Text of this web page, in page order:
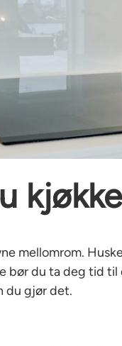
mellomrom.
bør du ta deg tid
du gjør det.